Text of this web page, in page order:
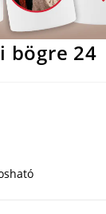
bögre 24